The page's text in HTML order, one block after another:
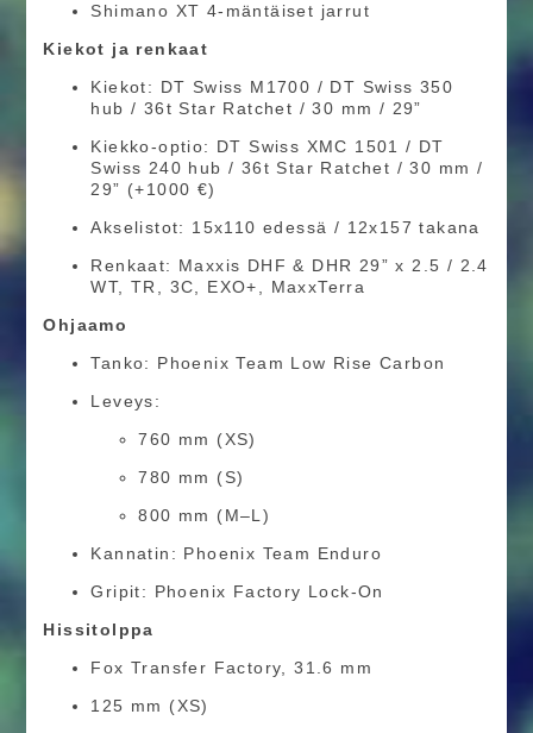
Shimano XT 4-mäntäiset jarrut
Kiekot ja renkaat
Kiekot: DT Swiss M1700 / DT Swiss 350
hub / 36t Star Ratchet / 30 mm / 29”
Kiekko-optio: DT Swiss XMC 1501 / DT
Swiss 240 hub / 36t Star Ratchet / 30 mm /
29” (+1000 €)
Akselistot: 15x110 edessä / 12x157 takana
Renkaat: Maxxis DHF & DHR 29” x 2.5 / 2.4
WT, TR, 3C, EXO+, MaxxTerra
Ohjaamo
Tanko: Phoenix Team Low Rise Carbon
Leveys:
760 mm (XS)
780 mm (S)
800 mm (M–L)
Kannatin: Phoenix Team Enduro
Gripit: Phoenix Factory Lock-On
Hissitolppa
Fox Transfer Factory, 31.6 mm
125 mm (XS)